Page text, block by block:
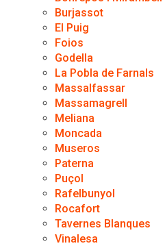
Burjassot
El Puig
Foios
Godella
La Pobla de Farnals
Massalfassar
Massamagrell
Meliana
Moncada
Museros
Paterna
Puçol
Rafelbunyol
Rocafort
Tavernes Blanques
Vinalesa